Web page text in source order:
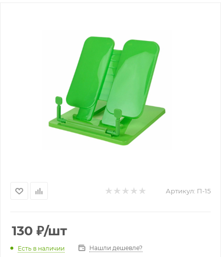
Артикул: П-15
130 ₽/шт
Есть в наличии Нашли дешевле?